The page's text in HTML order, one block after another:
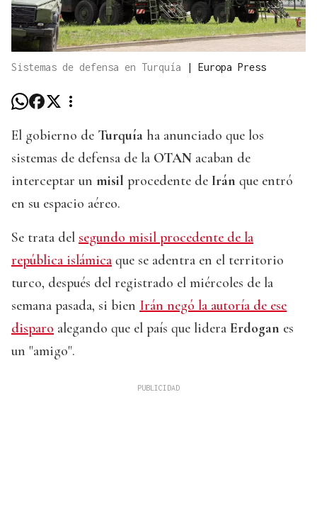
Sistemas de defensa en Turquía | Europa Press
El gobierno de Turquía ha anunciado que los
sistemas de defensa de la OTAN acaban de
interceptar un misil procedente de Irán que entró
en su espacio aéreo.
Se trata del segundo misil procedente de la
república islámica que se adentra en el territorio
turco, después del registrado el miércoles de la
semana pasada, si bien Irán negó la autoría de ese
disparo alegando que el país que lidera Erdogan es
un "amigo".